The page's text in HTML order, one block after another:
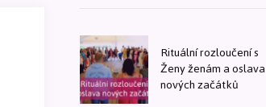
Rituální rozloučení s
Ženy ženám a oslava
nových začátků